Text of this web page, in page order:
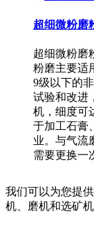
超细微粉磨
超细微粉磨
粉磨主要适
9级以下的
试验和改进
机，细度可
于加工石膏
业。与气流
需要更换一
我们可以为您提
机、磨机和选矿机